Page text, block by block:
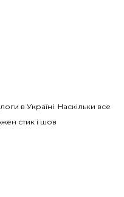
в Україні. Наскільки все
стик і шов